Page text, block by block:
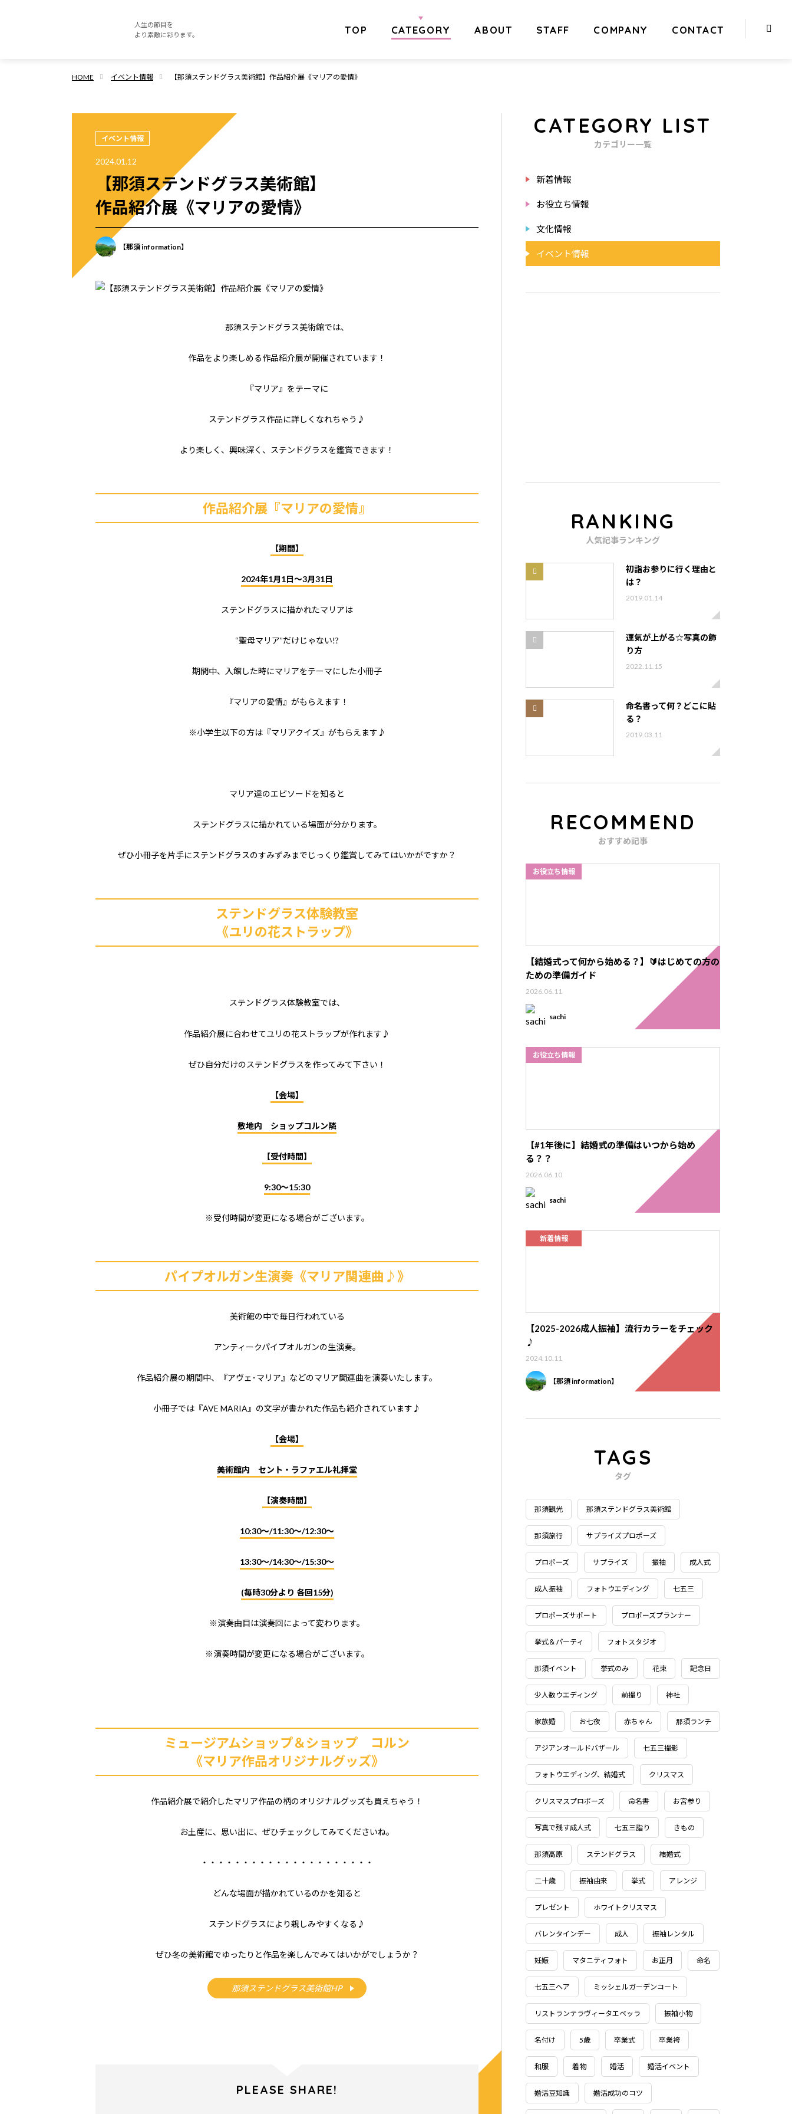
人生の節目を
より素敵に彩ります。
TOP CATEGORY ABOUT STAFF COMPANY CONTACT
HOME イベント情報 【那須ステンドグラス美術館】作品紹介展《マリアの愛情》
イベント情報
2024.01.12
【那須ステンドグラス美術館】
作品紹介展《マリアの愛情》
【那須 information】
那須ステンドグラス美術館では、
作品をより楽しめる作品紹介展が開催されています！
『マリア』をテーマに
ステンドグラス作品に詳しくなれちゃう♪
より楽しく、興味深く、ステンドグラスを鑑賞できます！
作品紹介展『マリアの愛情』
【期間】
2024年1月1日〜3月31日
ステンドグラスに描かれたマリアは
“聖母マリア”だけじゃない!?
期間中、入館した時にマリアをテーマにした小冊子
『マリアの愛情』がもらえます！
※小学生以下の方は『マリアクイズ』がもらえます♪
マリア達のエピソードを知ると
ステンドグラスに描かれている場面が分かります。
ぜひ小冊子を片手にステンドグラスのすみずみまでじっくり鑑賞してみてはいかがですか？
ステンドグラス体験教室
《ユリの花ストラップ》
ステンドグラス体験教室では、
作品紹介展に合わせてユリの花ストラップが作れます♪
ぜひ自分だけのステンドグラスを作ってみて下さい！
【会場】
敷地内 ショップコルン隣
【受付時間】
9:30〜15:30
※受付時間が変更になる場合がございます。
パイプオルガン生演奏《マリア関連曲♪》
美術館の中で毎日行われている
アンティークパイプオルガンの生演奏。
作品紹介展の期間中、『アヴェ･マリア』などのマリア関連曲を演奏いたします。
小冊子では『AVE MARIA』の文字が書かれた作品も紹介されています♪
【会場】
美術館内 セント・ラファエル礼拝堂
【演奏時間】
10:30〜/11:30〜/12:30〜
13:30〜/14:30〜/15:30〜
(毎時30分より 各回15分)
※演奏曲目は演奏回によって変わります。
※演奏時間が変更になる場合がございます。
ミュージアムショップ＆ショップ コルン
《マリア作品オリジナルグッズ》
作品紹介展で紹介したマリア作品の柄のオリジナルグッズも買えちゃう！
お土産に、思い出に、ぜひチェックしてみてくださいね。
・・・・・・・・・・・・・・・・・・・・・
どんな場面が描かれているのかを知ると
ステンドグラスにより親しみやすくなる♪
ぜひ冬の美術館でゆったりと作品を楽しんでみてはいかがでしょうか？
那須ステンドグラス美術館HP
PLEASE SHARE!
CATEGORY LIST
カテゴリー一覧
新着情報
お役立ち情報
文化情報
イベント情報
RANKING
人気記事ランキング
初詣お参りに行く理由と
は？
2019.01.14
運気が上がる☆写真の飾
り方
2022.11.15
命名書って何？どこに貼
る？
2019.03.11
RECOMMEND
おすすめ記事
お役立ち情報
【結婚式って何から始める？】🔰はじめての方の
ための準備ガイド
2026.06.11
sachi
お役立ち情報
【#1年後に】結婚式の準備はいつから始め
る？？
2026.06.10
sachi
新着情報
【2025-2026成人振袖】流行カラーをチェック
♪
2024.10.11
【那須 information】
TAGS
タグ
那須観光 那須ステンドグラス美術館
那須旅行 サプライズプロポーズ
プロポーズ サプライズ 振袖 成人式
成人振袖 フォトウエディング 七五三
プロポーズサポート プロポーズプランナー
挙式＆パーティ フォトスタジオ
那須イベント 挙式のみ 花束 記念日
少人数ウエディング 前撮り 神社
家族婚 お七夜 赤ちゃん 那須ランチ
アジアンオールドバザール 七五三撮影
フォトウエディング、結婚式 クリスマス
クリスマスプロポーズ 命名書 お宮参り
写真で残す成人式 七五三詣り きもの
那須高原 ステンドグラス 結婚式
二十歳 振袖由来 挙式 アレンジ
プレゼント ホワイトクリスマス
バレンタインデー 成人 振袖レンタル
妊娠 マタニティフォト お正月 命名
七五三ヘア ミッシェルガーデンコート
リストランテラヴィータエベッラ 振袖小物
名付け 5歳 卒業式 卒業袴
和服 着物 婚活 婚活イベント
婚活豆知識 婚活成功のコツ